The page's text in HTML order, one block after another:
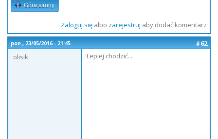
Góra strony
Zaloguj sięalbo zarejestruj aby dodać komentarz
pon., 23/05/2016 - 21:45
#62
olisik
Lepiej chodzić...